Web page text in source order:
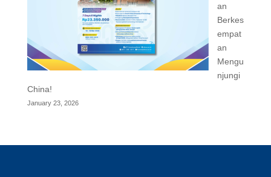
an
Berkes
empat
an
Mengu
njungi
China!
January 23, 2026